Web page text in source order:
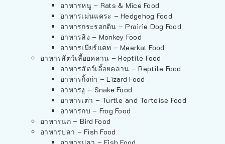
อาหารหนู – Rats & Mice Food
อาหารเม่นแคระ – Hedgehog Food
อาหารกระรอกดิน – Prairie Dog Food
อาหารลิง – Monkey Food
อาหารเมียร์แคท – Meerkat Food
อาหารสัตว์เลี้อยคลาน – Reptile Food
อาหารสัตว์เลี้อยคลาน – Reptile Food
อาหารกิ้งก่า – Lizard Food
อาหารงู – Snake Food
อาหารเต่า – Turtle and Tortoise Food
อาหารกบ – Frog Food
อาหารนก – Bird Food
อาหารปลา – Fish Food